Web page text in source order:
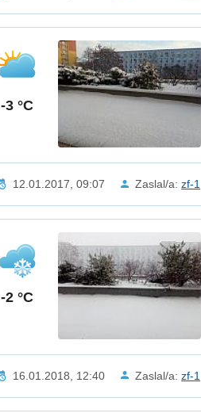
-3 °C
12.01.2017, 09:07 Zaslal/a:zf-1
-2 °C
16.01.2018, 12:40 Zaslal/a:zf-1